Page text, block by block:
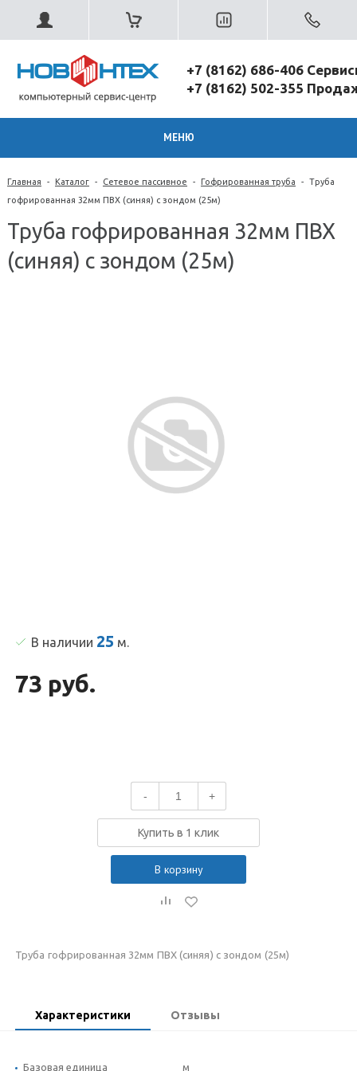
+7 (8162) 686-406
+7 (8162) 502-355
МЕНЮ
Главная - Каталог - Сетевое пассивное - Гофрированная труба - Труба
гофрированная 32мм ПВХ (синяя) с зондом (25м)
Труба гофрированная 32мм ПВХ
(синяя) с зондом (25м)
В наличии 25 м.
73 руб.
- +
Купить в 1 клик
В корзину
Труба гофрированная 32мм ПВХ (синяя) с зондом (25м)
Характеристики Отзывы
Базовая единица м